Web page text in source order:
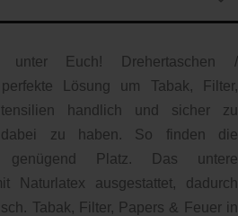
unter Euch! Drehertaschen /
Lösung um Tabak, Filter,
handlich und sicher zu
zu haben. So finden die
genügend Platz. Das untere
Naturlatex ausgestattet, dadurch
Tabak, Filter, Papers & Feuer in